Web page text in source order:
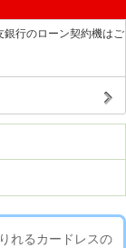
銀行のローン契約機はご
れるカードレスの